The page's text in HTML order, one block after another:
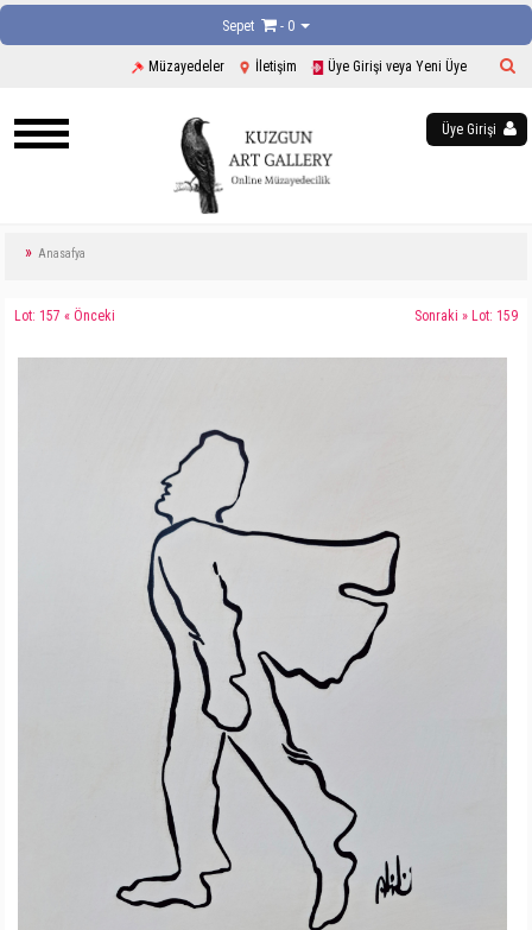
Sepet - 0
Müzayedeler İletişim Üye Girişi veya Yeni Üye
Üye Girişi
Anasafya
Lot: 157 « Önceki Sonraki » Lot: 159